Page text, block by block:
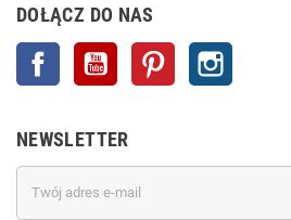
DOŁĄCZ DO NAS
Facebook YouTube Pinterest
NEWSLETTER